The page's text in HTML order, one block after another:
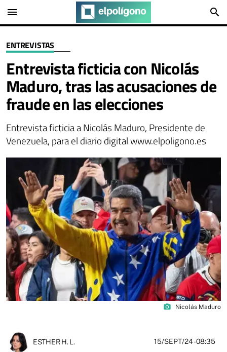
menu search
ENTREVISTAS
Entrevista ficticia con Nicolás
Maduro, tras las acusaciones de
fraude en las elecciones
Entrevista ficticia a Nicolás Maduro, Presidente de
Venezuela, para el diario digitalwww.elpoligono.es
photo_camera Nicolás Maduro
ESTHER H. L. 15/SEPT/24- 08:35